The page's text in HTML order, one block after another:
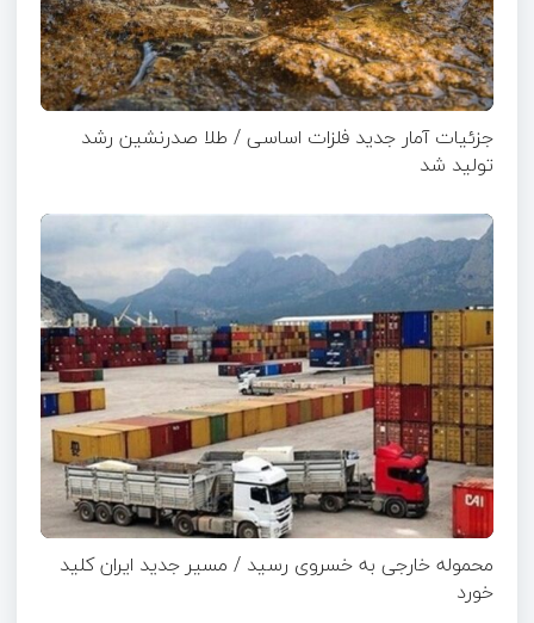
جزئیات آمار جدید فلزات اساسی / طلا صدرنشین رشد
تولید شد
محموله خارجی به خسروی رسید / مسیر جدید ایران کلید
خورد